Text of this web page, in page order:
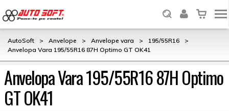
AutoSoft > Anvelope > Anvelope vara > 195/55R16
>
Anvelopa Vara 195/55R16 87H Optimo GT OK41
Anvelopa Vara 195/55R16 87H Optimo
GT OK41